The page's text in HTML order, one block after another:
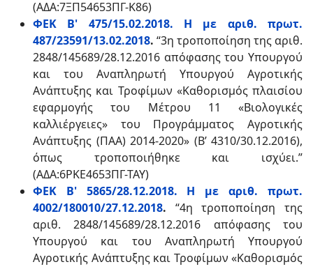
(ΑΔΑ:7ΞΠ54653ΠΓ-Κ86)
ΦΕΚ Β' 475/15.02.2018. Η με αριθ. πρωτ.
487/23591/13.02.2018. “3η τροποποίηση της αριθ.
2848/145689/28.12.2016 απόφασης του Υπουργού
και του Αναπληρωτή Υπουργού Αγροτικής
Ανάπτυξης και Τροφίμων «Καθορισμός πλαισίου
εφαρμογής του Μέτρου 11 «Βιολογικές
καλλιέργειες» του Προγράμματος Αγροτικής
Ανάπτυξης (ΠΑΑ) 2014-2020» (Β’ 4310/30.12.2016),
όπως τροποποιήθηκε και ισχύει.”
(ΑΔΑ:6ΡΚΕ4653ΠΓ-ΤΑΥ)
ΦΕΚ Β' 5865/28.12.2018. Η με αριθ. πρωτ.
4002/180010/27.12.2018. “4η τροποποίηση της
αριθ. 2848/145689/28.12.2016 απόφασης του
Υπουργού και του Αναπληρωτή Υπουργού
Αγροτικής Ανάπτυξης και Τροφίμων «Καθορισμός